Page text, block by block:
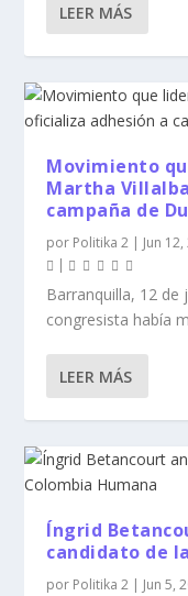
LEER MÁS
Movimiento
Martha
campaña de
por Politika 2 | Jun
|
Barranquilla, 12 de
congresista había
LEER MÁS
Íngrid
candidato de
por Politika 2 | Jun 5,